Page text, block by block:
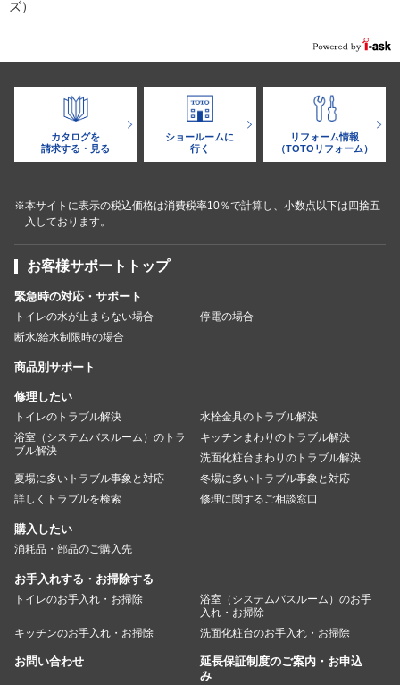
ズ）
カタログを
請求する・見る
ショールームに
行く
リフォーム情報
（TOTOリフォーム）
※本サイトに表示の税込価格は消費税率10％で計算し、小数点以下は四捨五
入しております。
お客様サポートトップ
緊急時の対応・サポート
トイレの水が止まらない場合
停電の場合
断水/給水制限時の場合
商品別サポート
修理したい
トイレのトラブル解決
水栓金具のトラブル解決
浴室（システムバスルーム）のトラ
ブル解決
キッチンまわりのトラブル解決
洗面化粧台まわりのトラブル解決
夏場に多いトラブル事象と対応
冬場に多いトラブル事象と対応
詳しくトラブルを検索
修理に関するご相談窓口
購入したい
消耗品・部品のご購入先
お手入れする・お掃除する
トイレのお手入れ・お掃除
浴室（システムバスルーム）のお手
入れ・お掃除
キッチンのお手入れ・お掃除
洗面化粧台のお手入れ・お掃除
お問い合わせ
延長保証制度のご案内・お申込
み